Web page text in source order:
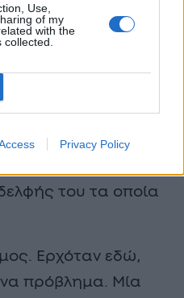
Use,
of my
with the
Privacy Policy
και διεκδικούσε
και δεν είχε
με πληροφορίες
στον Καναδά και
του τα οποία
Ερχόταν εδώ,
πρόβλημα. Μία